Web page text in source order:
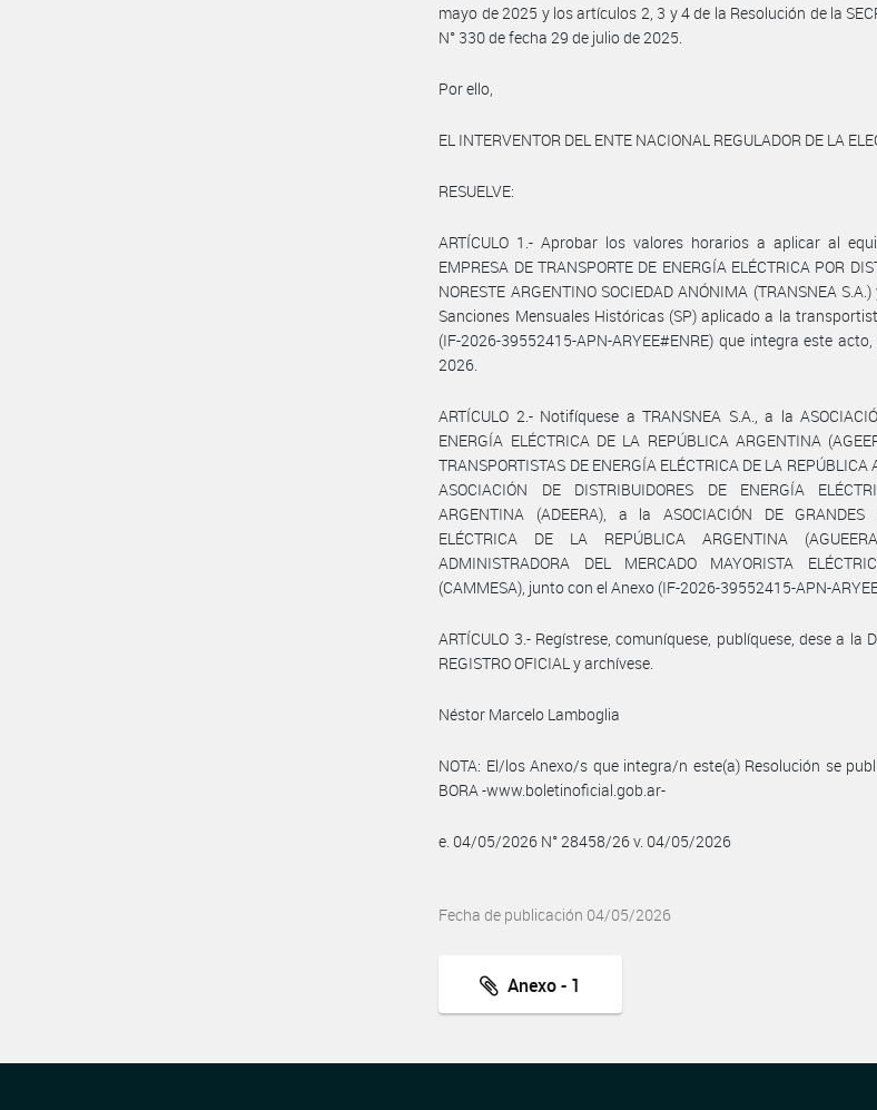
mayo de 2025 y los artículos 2, 3 y 4 de la Resolución de la
N° 330 de fecha 29 de julio de 2025.
Por ello,
EL INTERVENTOR DEL ENTE NACIONAL REGULADOR DE LA
RESUELVE:
ARTÍCULO 1.- Aprobar los valores horarios a aplicar al
EMPRESA DE TRANSPORTE DE ENERGÍA ELÉCTRICA POR
NORESTE ARGENTINO SOCIEDAD ANÓNIMA (TRANSNEA
Sanciones Mensuales Históricas (SP) aplicado a la
(IF-2026-39552415-APN-ARYEE#ENRE) que integra este
2026.
ARTÍCULO 2.- Notifíquese a TRANSNEA S.A., a la
ENERGÍA ELÉCTRICA DE LA REPÚBLICA ARGENTINA
TRANSPORTISTAS DE ENERGÍA ELÉCTRICA DE LA REPÚBLICA
ASOCIACIÓN DE DISTRIBUIDORES DE ENERGÍA
ARGENTINA (ADEERA), a la ASOCIACIÓN DE GRANDES
ELÉCTRICA DE LA REPÚBLICA ARGENTINA
ADMINISTRADORA DEL MERCADO MAYORISTA
(CAMMESA), junto con el Anexo (IF-2026-39552415-APN-
ARTÍCULO 3.- Regístrese, comuníquese, publíquese, dese a la
REGISTRO OFICIAL y archívese.
Néstor Marcelo Lamboglia
NOTA: El/los Anexo/s que integra/n este(a) Resolución se
BORA -www.boletinoficial.gob.ar-
e. 04/05/2026 N° 28458/26 v. 04/05/2026
Fecha de publicación 04/05/2026
Anexo - 1